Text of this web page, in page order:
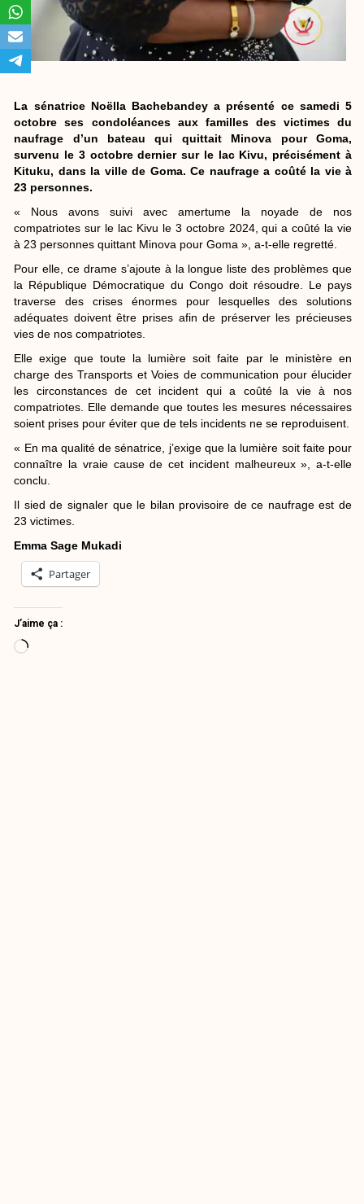
La sénatrice Noëlla Bachebandey a présenté ce samedi 5
octobre ses condoléances aux familles des victimes du
naufrage d’un bateau qui quittait Minova pour Goma,
survenu le 3 octobre dernier sur le lac Kivu, précisément à
Kituku, dans la ville de Goma. Ce naufrage a coûté la vie à
23 personnes.
« Nous avons suivi avec amertume la noyade de nos
compatriotes sur le lac Kivu le 3 octobre 2024, qui a coûté la vie
à 23 personnes quittant Minova pour Goma », a-t-elle regretté.
Pour elle, ce drame s’ajoute à la longue liste des problèmes que
la République Démocratique du Congo doit résoudre. Le pays
traverse des crises énormes pour lesquelles des solutions
adéquates doivent être prises afin de préserver les précieuses
vies de nos compatriotes.
Elle exige que toute la lumière soit faite par le ministère en
charge des Transports et Voies de communication pour élucider
les circonstances de cet incident qui a coûté la vie à nos
compatriotes. Elle demande que toutes les mesures nécessaires
soient prises pour éviter que de tels incidents ne se reproduisent.
« En ma qualité de sénatrice, j’exige que la lumière soit faite pour
connaître la vraie cause de cet incident malheureux », a-t-elle
conclu.
Il sied de signaler que le bilan provisoire de ce naufrage est de
23 victimes.
Emma Sage Mukadi
Partager
J’aime ça :